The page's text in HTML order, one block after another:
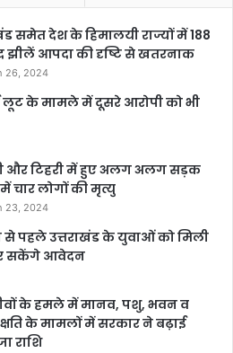
समेत देश के हिमालयी राज्यों में 188
झीलें आपदा की दृष्टि से खतरनाक
26, 2024
के मामले में दूसरे आरोपी को भी
और टिहरी में हुए अलग अलग सड़क
चार लोगों की मृत्यु
23, 2024
पहले उत्तराखंड के युवाओं को मिली
सकेंगे आवेदन
के हमले में मानव, पशु, भवन व
के मामलों में सरकार ने बढ़ाई
राशि